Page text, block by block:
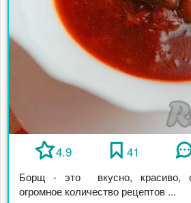
4.9 41
Борщ - это вкусно, красиво,
огромное количество рецептов ...